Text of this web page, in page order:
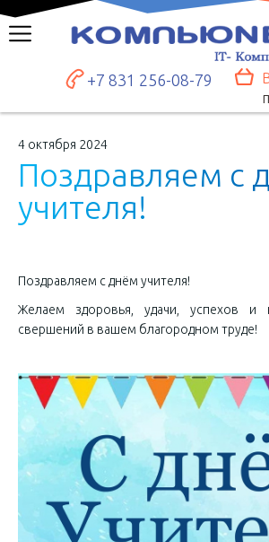
+7 831 256-08-79
4 октября 2024
Поздравляем с д
учителя!
Поздравляем с днём учителя!
Желаем здоровья, удачи, успехов и
свершений в вашем благородном труде!